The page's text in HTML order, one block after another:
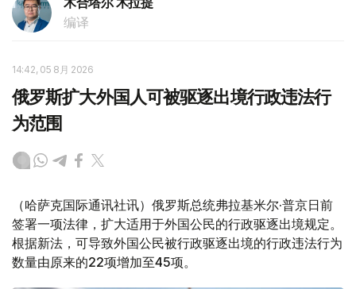
木合塔尔 木拉提
编译
14:42, 05 8月 2026
俄罗斯扩大外国人可被驱逐出境行政违法行
为范围
（哈萨克国际通讯社讯）俄罗斯总统弗拉基米尔·普京日前
签署一项法律，扩大适用于外国公民的行政驱逐出境规定。
根据新法，可导致外国公民被行政驱逐出境的行政违法行为
数量由原来的22项增加至45项。